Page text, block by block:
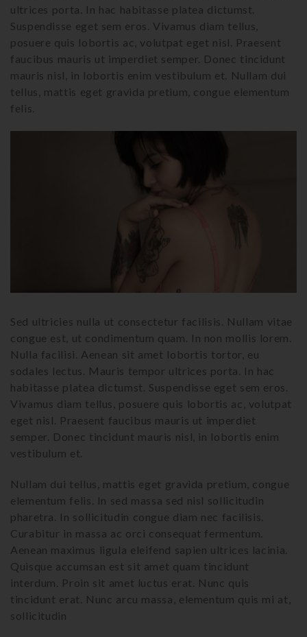
ultrices porta. In hac habitasse platea dictumst.
Suspendisse eget sem eros. Vivamus diam tellus,
posuere quis lobortis ac, volutpat eget nisl. Praesent
faucibus mauris ut imperdiet semper. Donec tincidunt
mauris nisl, in lobortis enim vestibulum et. Nullam dui
tellus, mattis eget gravida pretium, congue elementum
felis.
Sed ultricies nulla ut consectetur facilisis. Nullam vitae
congue est, ut condimentum quam. In non mollis lorem.
Nulla facilisi. Aenean sit amet lobortis tortor, eu
sodales lectus. Mauris tempor ultrices porta. In hac
habitasse platea dictumst. Suspendisse eget sem eros.
Vivamus diam tellus, posuere quis lobortis ac, volutpat
eget nisl. Praesent faucibus mauris ut imperdiet
semper. Donec tincidunt mauris nisl, in lobortis enim
vestibulum et.
Nullam dui tellus, mattis eget gravida pretium, congue
elementum felis. In sed massa sed nisl sollicitudin
pharetra. In sollicitudin congue diam nec facilisis.
Curabitur in massa ac orci consequat fermentum.
Aenean maximus ligula eleifend sapien ultrices lacinia.
Quisque accumsan est sit amet quam tincidunt
interdum. Proin sit amet luctus erat. Nunc quis
tincidunt erat. Nunc arcu massa, elementum quis mi at,
sollicitudin